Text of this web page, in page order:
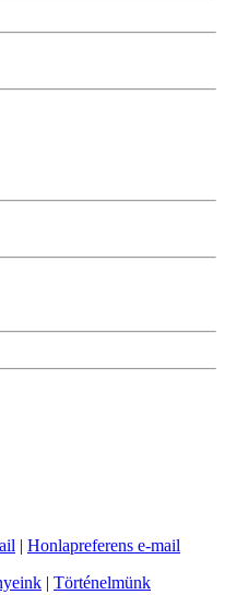
| Honlapreferens e-mail
| Történelmünk